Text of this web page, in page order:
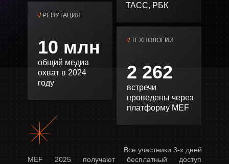
встречи
проведены через
платформу MEF
10 млн
2 262
общий медиа
охват в 2024
году
ТАСС, РБК
// РЕПУТАЦИЯ
//ТЕХНОЛОГИИ
Все участники 3-х дней
MEF 2025 получают бесплатный доступ